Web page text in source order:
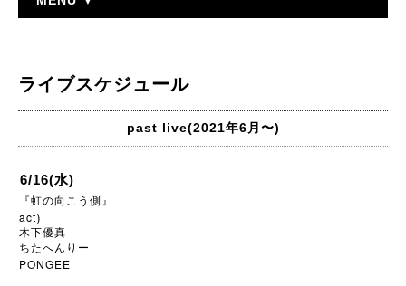
ライブスケジュール
past live(2021年6月〜)
6/16(水)
『虹の向こう側』
act)
木下優真
ちたへんりー
PONGEE